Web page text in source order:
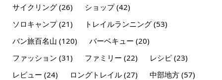
サイクリング(26) ショップ(42)
ソロキャンプ(21) トレイルランニング(53)
バン旅百名山 (120) バーベキュー (20)
ファッション (31) ファミリー (22) レシピ(23)
レビュー (24) ロングトレイル(27) 中部地方(57)